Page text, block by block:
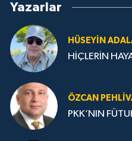
Yazarlar
HÜSEYIN
HİÇLERİN
ÖZCAN
PKK’NIN